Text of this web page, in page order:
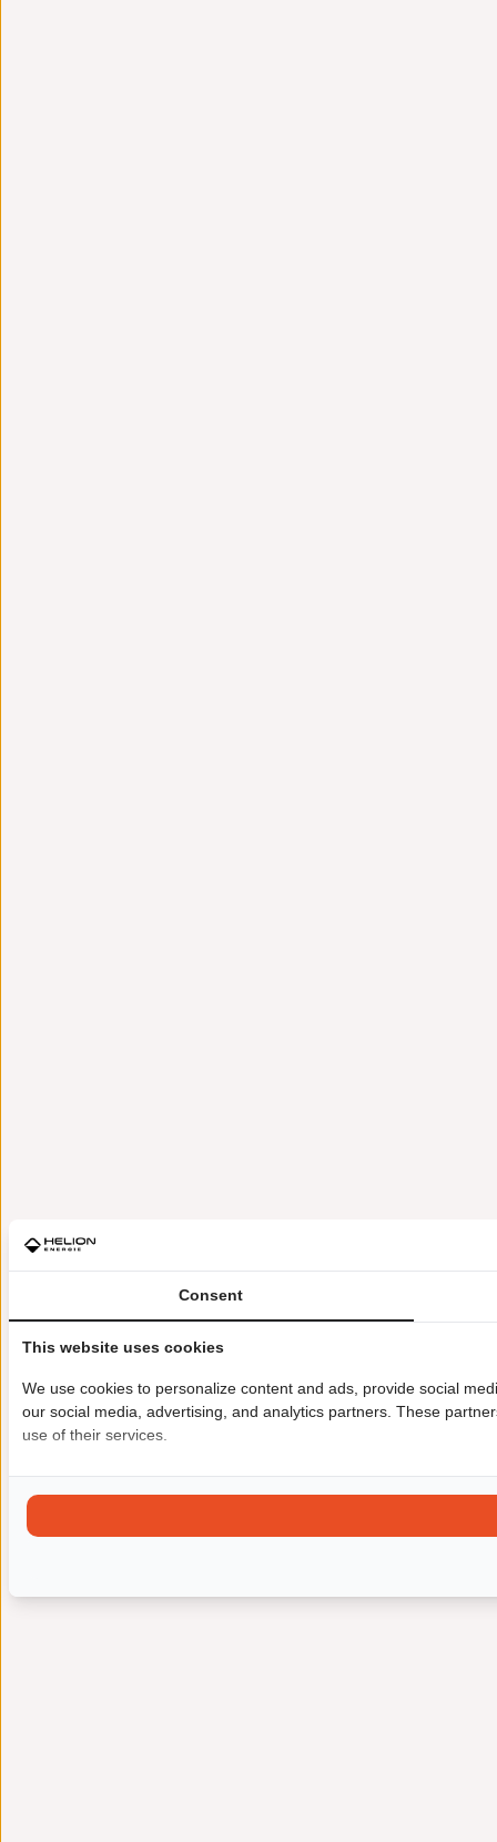
Consent
This website uses cookies
We use cookies to personalize content and ads, provide social
our social media, advertising, and analytics partners. These
use of their services.